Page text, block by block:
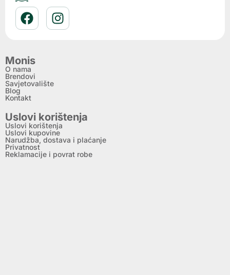
Monis
O nama
Brendovi
Savjetovalište
Blog
Kontakt
Uslovi korištenja
Uslovi korištenja
Uslovi kupovine
Narudžba, dostava i plaćanje
Privatnost
Reklamacije i povrat robe